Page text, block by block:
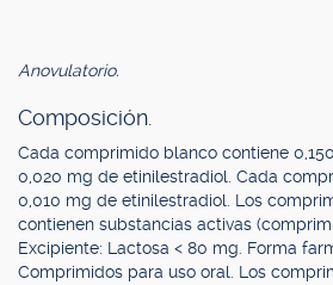
Anovulatorio.
Composición.
Cada comprimido blanco contiene
0,020 mg de etinilestradiol. Cada
0,010 mg de etinilestradiol. Los
contienen substancias activas
Excipiente: Lactosa < 80 mg. Forma
Comprimidos para uso oral. Los